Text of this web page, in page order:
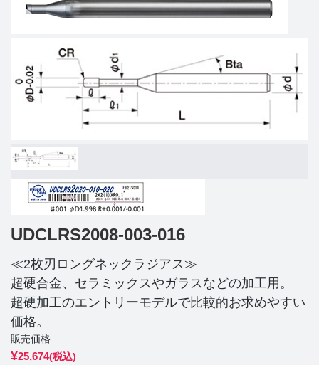
UDCLRS2008-003-016
≪2枚刃ロングネックラジアス≫
超硬合金、セラミックスやガラスなどの加工用。
超硬加工のエントリーモデルで比較的お求めやすい
価格。
販売価格
¥25,674(税込)